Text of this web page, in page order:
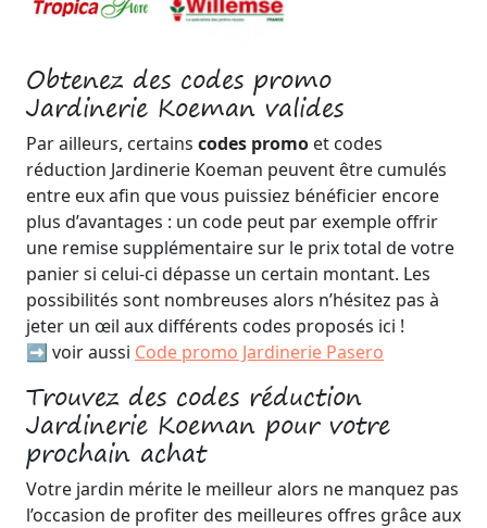
Obtenez des codes promo
Jardinerie Koeman valides
Par ailleurs, certains codes promo et codes
réduction Jardinerie Koeman peuvent être cumulés
entre eux afin que vous puissiez bénéficier encore
plus d’avantages : un code peut par exemple offrir
une remise supplémentaire sur le prix total de votre
panier si celui-ci dépasse un certain montant. Les
possibilités sont nombreuses alors n’hésitez pas à
jeter un œil aux différents codes proposés ici !
➡️ voir aussi Code promo Jardinerie Pasero
Trouvez des codes réduction
Jardinerie Koeman pour votre
prochain achat
Votre jardin mérite le meilleur alors ne manquez pas
l’occasion de profiter des meilleures offres grâce aux